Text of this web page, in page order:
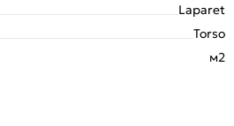
Laparet
Torso
м2